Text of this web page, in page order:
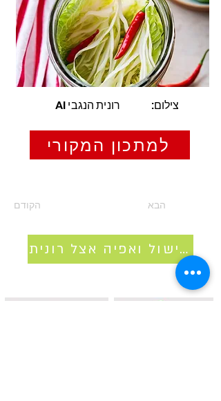
רונית הנגבי AI צילום:
למתכון המקורי
הקודם הבא
בישול ואפיה אצל רונית